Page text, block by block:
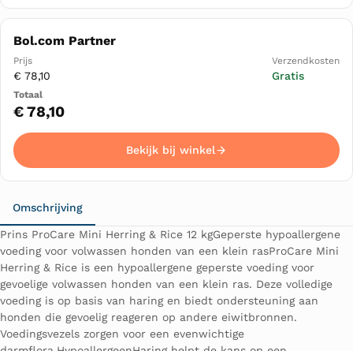
Bol.com Partner
€ 78,10 Gratis
€ 78,10
Bekijk bij winkel
Omschrijving
Prins ProCare Mini Herring & Rice 12 kgGeperste hypoallergene
voeding voor volwassen honden van een klein rasProCare Mini
Herring & Rice is een hypoallergene geperste voeding voor
gevoelige volwassen honden van een klein ras. Deze volledige
voeding is op basis van haring en biedt ondersteuning aan
honden die gevoelig reageren op andere eiwitbronnen.
Voedingsvezels zorgen voor een evenwichtige